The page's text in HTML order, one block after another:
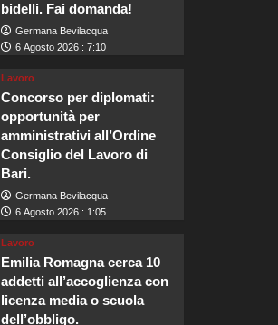
bidelli. Fai domanda!
Germana Bevilacqua
6 Agosto 2026 : 7:10
Lavoro
Concorso per diplomati:
opportunità per
amministrativi all’Ordine
Consiglio del Lavoro di
Bari.
Germana Bevilacqua
6 Agosto 2026 : 1:05
Lavoro
Emilia Romagna cerca 10
addetti all’accoglienza con
licenza media o scuola
dell’obbligo.